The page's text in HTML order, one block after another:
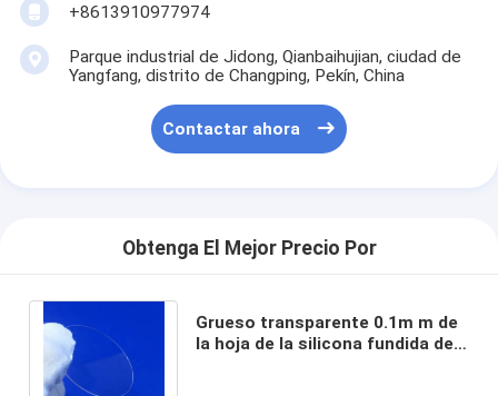
+8613910977974
Parque industrial de Jidong, Qianbaihujian, ciudad de
Yangfang, distrito de Changping, Pekín, China
Contactar ahora
Obtenga El Mejor Precio Por
Grueso transparente 0.1m m de
la hoja de la silicona fundida de